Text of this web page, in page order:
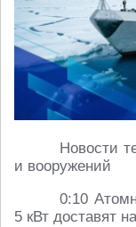
Новости
и вооружений
0:10
5 кВт доставят